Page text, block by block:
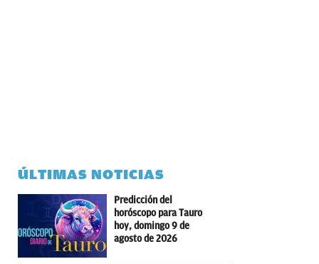
ÚLTIMAS NOTICIAS
Predicción del
horóscopo para Tauro
hoy, domingo 9 de
agosto de 2026